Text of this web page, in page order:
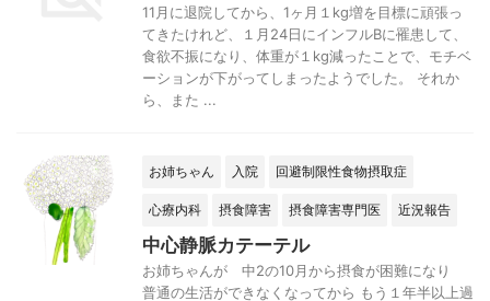
11月に退院してから、1ヶ月１kg増を目標に頑張っ
てきたけれど、１月24日にインフルBに罹患して、
食欲不振になり、体重が１kg減ったことで、モチベ
ーションが下がってしまったようでした。 それか
ら、また ...
お姉ちゃん 入院 回避制限性食物摂取症
心療内科 摂食障害 摂食障害専門医 近況報告
中心静脈カテーテル
お姉ちゃんが 中2の10月から摂食が困難になり
普通の生活ができなくなってから もう１年半以上過